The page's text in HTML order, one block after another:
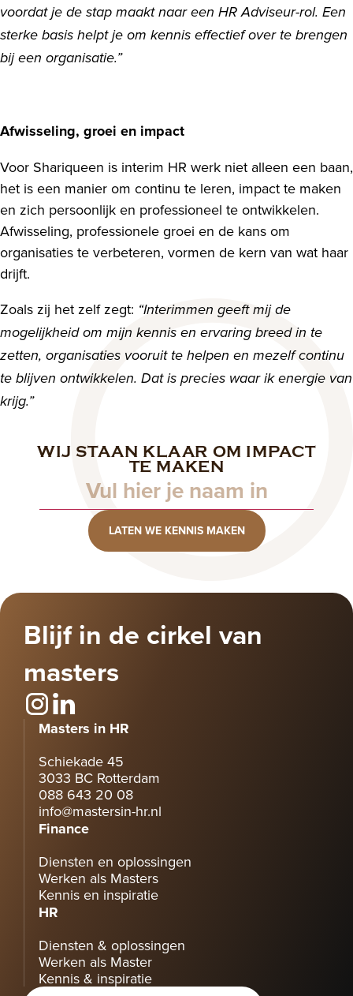
voordat je de stap maakt naar een HR Adviseur-rol. Een
sterke basis helpt je om kennis effectief over te brengen
bij een organisatie.”
Afwisseling, groei en impact
Voor Shariqueen is interim HR werk niet alleen een baan,
het is een manier om continu te leren, impact te maken
en zich persoonlijk en professioneel te ontwikkelen.
Afwisseling, professionele groei en de kans om
organisaties te verbeteren, vormen de kern van wat haar
drijft.
Zoals zij het zelf zegt: “Interimmen geeft mij de
mogelijkheid om mijn kennis en ervaring breed in te
zetten, organisaties vooruit te helpen en mezelf continu
te blijven ontwikkelen. Dat is precies waar ik energie van
krijg.”
WIJ STAAN KLAAR OM IMPACT
TE MAKEN
Naam
LATEN WE KENNIS MAKEN
Blijf in de cirkel van
masters
Masters in HR
Schiekade 45
3033 BC Rotterdam
088 643 20 08
info@mastersin-hr.nl
Finance
Diensten en oplossingen
Werken als Masters
Kennis en inspiratie
HR
Diensten & oplossingen
Werken als Master
Kennis & inspiratie